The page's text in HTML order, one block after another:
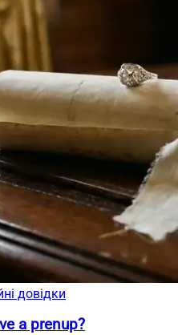
довідки
a prenup?